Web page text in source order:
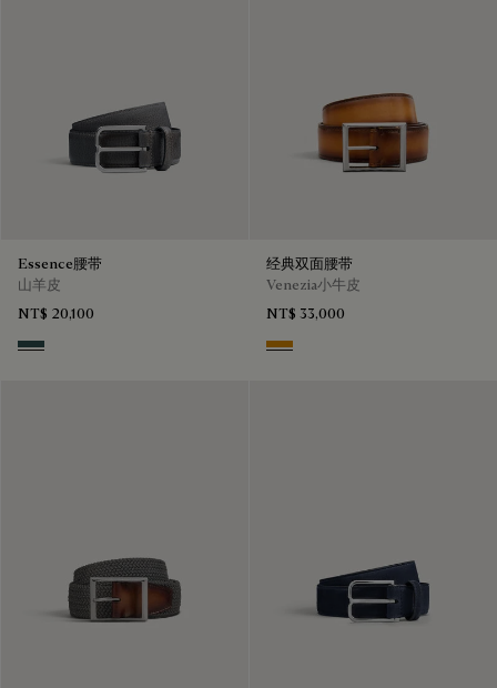
Essence腰带
山羊皮
NT$ 20,100
Carbon Grey
经典双面腰带
Venezia小牛皮
NT$ 33,000
Ice Gold & Nero Legno